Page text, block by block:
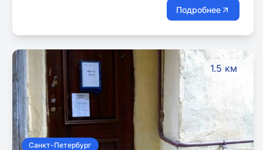
Подробнее
1.5 км
Санкт-Петербург